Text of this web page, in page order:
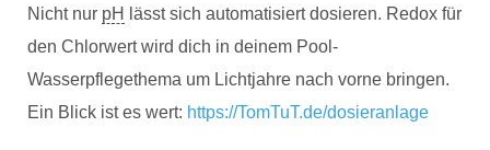
Nicht nur pH
lässt sich automatisiert dosieren. Redox für
den Chlorwert wird dich in deinem Pool-
Wasserpflegethema um Lichtjahre nach vorne bringen.
Ein Blick ist es wert: https://TomTuT.de/dosieranlage